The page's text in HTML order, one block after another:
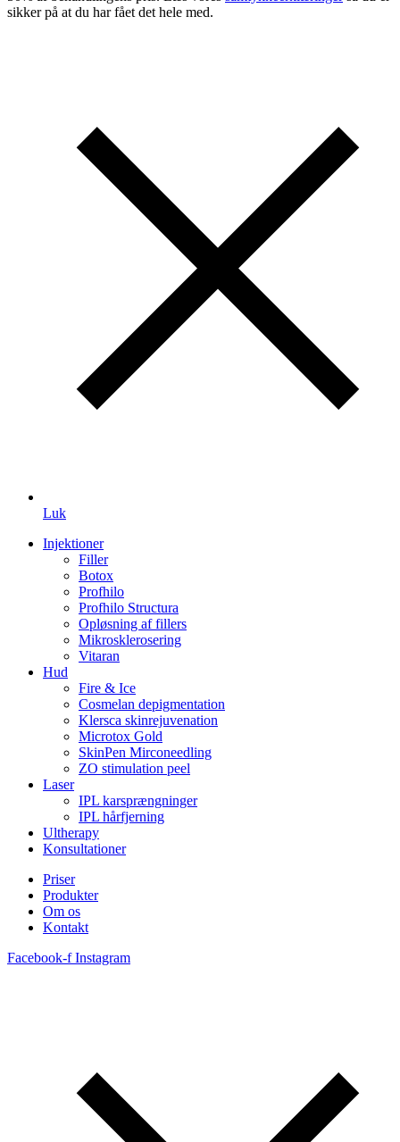
sikker på at du har fået det hele med.
Luk
Injektioner
Filler
Botox
Profhilo
Profhilo Structura
Opløsning af fillers
Mikrosklerosering
Vitaran
Hud
Fire & Ice
Cosmelan depigmentation
Klersca skinrejuvenation
Microtox Gold
SkinPen Mirconeedling
ZO stimulation peel
Laser
IPL karsprængninger
IPL hårfjerning
Ultherapy
Konsultationer
Priser
Produkter
Om os
Kontakt
Facebook-f Instagram